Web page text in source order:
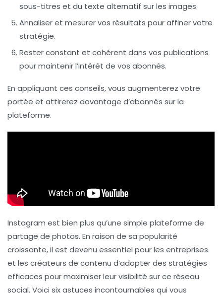
sous-titres et du texte alternatif sur les images.
Annaliser et mesurer vos résultats pour affiner votre
stratégie.
Rester constant et cohérent dans vos publications
pour maintenir l’intérêt de vos abonnés.
En appliquant ces conseils, vous augmenterez votre
portée et attirerez davantage d’abonnés sur la
plateforme.
Instagram est bien plus qu’une simple plateforme de
partage de photos. En raison de sa popularité
croissante, il est devenu essentiel pour les entreprises
et les créateurs de contenu d’adopter des stratégies
efficaces pour maximiser leur visibilité sur ce réseau
social. Voici six astuces incontournables qui vous